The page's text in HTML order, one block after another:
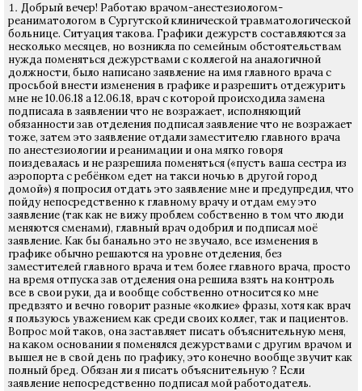
Добрый вечер! Работаю врачом-анестезиологом-
реаниматологом в Сургутской клинической травматологической
больнице. Ситуация такова. Графики дежурств составляются за
несколько месяцев, но возникла по семейным обстоятельствам
нужда поменяться дежурствами с коллегой на аналогичной
должности, было написано заявление на имя главного врача с
просьбой внести изменения в графике и разрешить отдежурить
мне не 10.06.18 а 12.06.18, врач с которой происходила замена
подписала в заявлении что не возражает, исполняющий
обязанности зав отделения подписал заявление что не возражает
тоже, затем это заявление отдали заместителю главного врача
по анестезиологии и реанимации и она мягко говоря
поиздевалась и не разрешила поменяться («пусть ваша сестра из
аэропорта с ребёнком едет на такси ночью в другой город
домой») я попросил отдать это заявление мне и предупредил, что
пойду непосредственно к главному врачу и отдам ему это
заявление (так как не вижу проблем собственно в том что люди
меняются сменами), главный врач одобрил и подписал моё
заявление. Как бы банально это не звучало, все изменения в
графике обычно решаются на уровне отделения, без
заместителей главного врача и тем более главного врача, просто
на время отпуска зав отделения она решила взять на контроль
все в свои руки, да и вообще собственно относится ко мне
предвзято и вечно говорит разные «колкие» фразы, хотя как врач
я пользуюсь уважением как среди своих коллег, так и пациентов.
Вопрос мой таков, она заставляет писать объяснительную меня,
на каком основании я поменялся дежурствами с другим врачом и
вышел не в свой день по графику, это конечно вообще звучит как
полный бред. Обязан ли я писать объяснительную ? Если
заявление непосредственно подписал мой работодатель.